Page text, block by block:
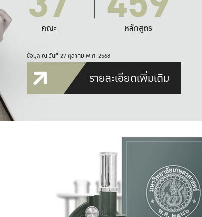
คณะ หลักสูตร
ข้อมูล ณ วันที่ 27 ตุลาคม พ.ศ. 2568
รายละเอียดเพิ่มเติม